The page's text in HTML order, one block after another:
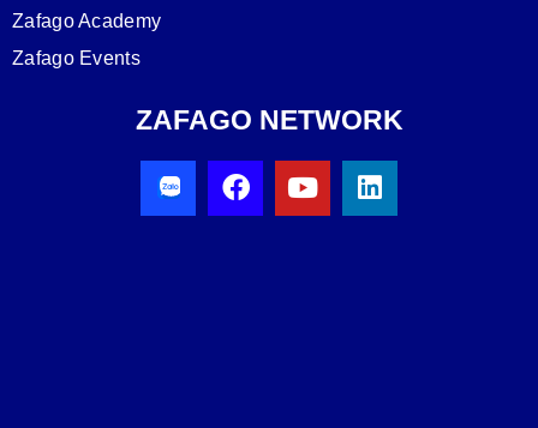
Zafago Academy
Zafago Events
ZAFAGO NETWORK